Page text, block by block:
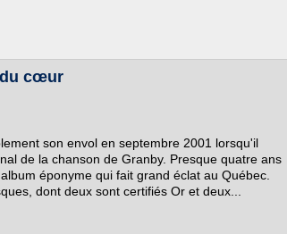
du cœur
son envol en septembre 2001 lorsqu'il
de la chanson de Granby. Presque quatre ans
éponyme qui fait grand éclat au Québec.
dont deux sont certifiés Or et deux...